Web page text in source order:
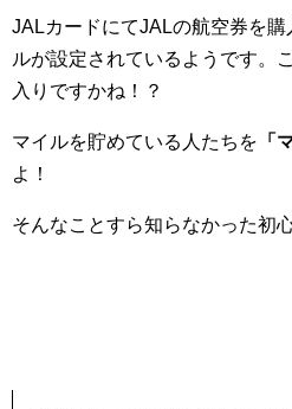
JALカードにてJALの航空券を
ルが設定されているようです。
入りですかね！？
マイルを貯めている人たちを 「
よ！
そんなことすら知らなかった初